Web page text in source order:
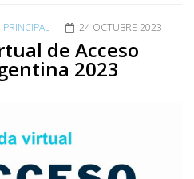
PRINCIPAL 24 OCTUBRE 2023
de Acceso
2023